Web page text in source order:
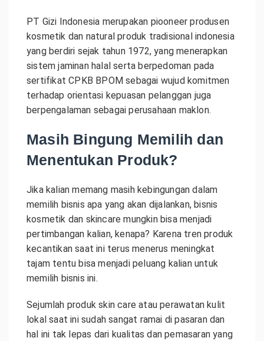
PT Gizi Indonesia merupakan piooneer produsen
kosmetik dan natural produk tradisional indonesia
yang berdiri sejak tahun 1972, yang menerapkan
sistem jaminan halal serta berpedoman pada
sertifikat CPKB BPOM sebagai wujud komitmen
terhadap orientasi kepuasan pelanggan juga
berpengalaman sebagai perusahaan maklon.
Masih Bingung Memilih dan
Menentukan Produk?
Jika kalian memang masih kebingungan dalam
memilih bisnis apa yang akan dijalankan, bisnis
kosmetik dan skincare mungkin bisa menjadi
pertimbangan kalian, kenapa? Karena tren produk
kecantikan saat ini terus menerus meningkat
tajam tentu bisa menjadi peluang kalian untuk
memilih bisnis ini.
Sejumlah produk skin care atau perawatan kulit
lokal saat ini sudah sangat ramai di pasaran dan
hal ini tak lepas dari kualitas dan pemasaran yang